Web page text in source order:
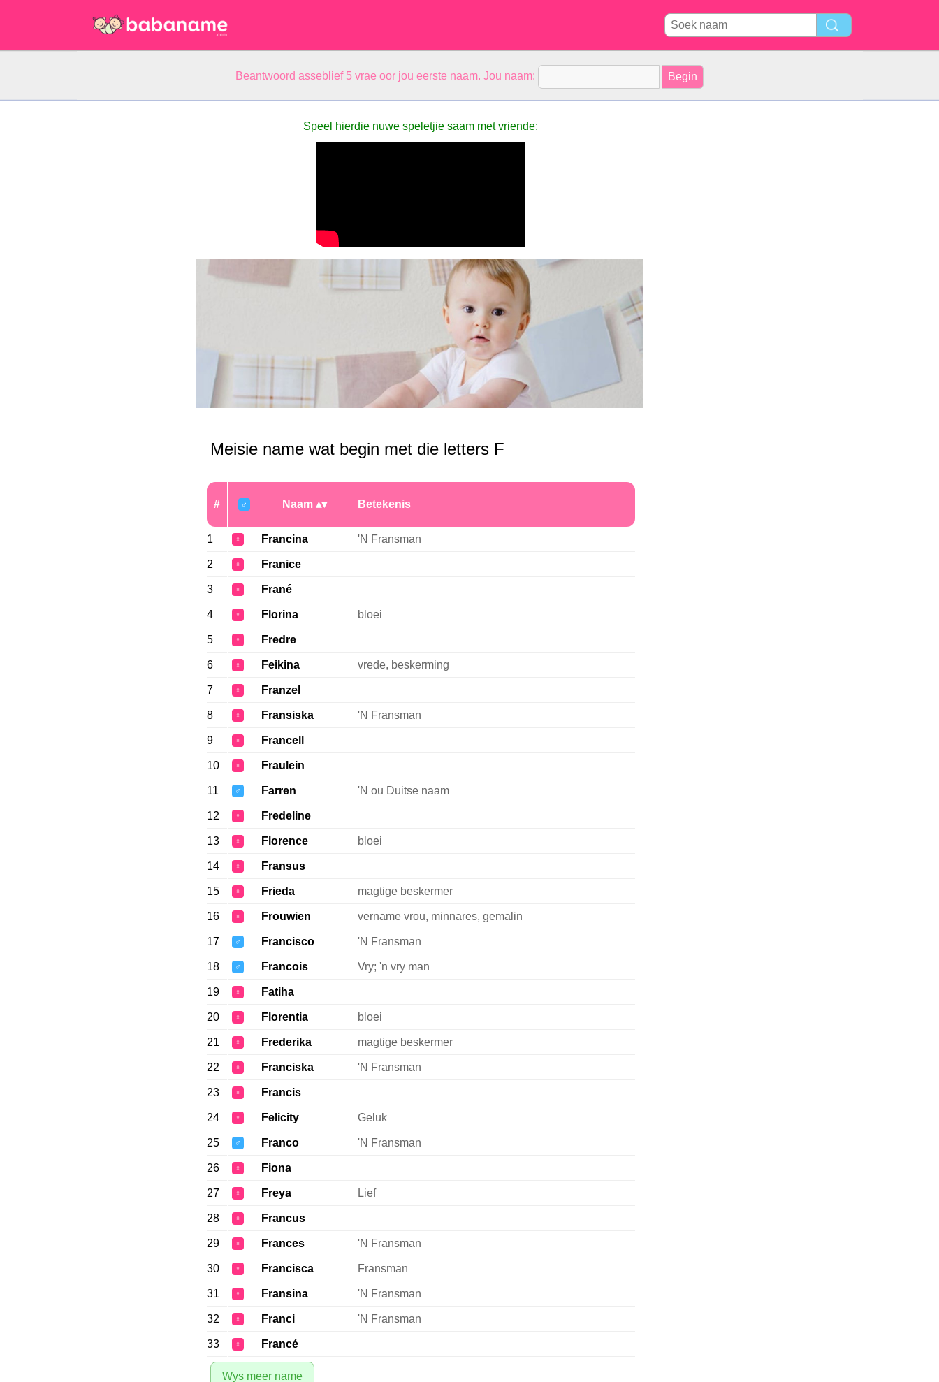
Beantwoord asseblief 5 vrae oor jou eerste naam. Jou naam:
Speel hierdie nuwe speletjie saam met vriende:
Meisie name wat begin met die letters F
# ♂ Naam Betekenis
1 ♀ Francina 'N Fransman
2 ♀ Franice
3 ♀ Frané
4 ♀ Florina bloei
5 ♀ Fredre
6 ♀ Feikina vrede, beskerming
7 ♀ Franzel
8 ♀ Fransiska 'N Fransman
9 ♀ Francell
10 ♀ Fraulein
11 ♂ Farren 'N ou Duitse naam
12 ♀ Fredeline
13 ♀ Florence bloei
14 ♀ Fransus
15 ♀ Frieda magtige beskermer
16 ♀ Frouwien vername vrou, minnares, gemalin
17 ♂ Francisco 'N Fransman
18 ♂ Francois Vry; 'n vry man
19 ♀ Fatiha
20 ♀ Florentia bloei
21 ♀ Frederika magtige beskermer
22 ♀ Franciska 'N Fransman
23 ♀ Francis
24 ♀ Felicity Geluk
25 ♂ Franco 'N Fransman
26 ♀ Fiona
27 ♀ Freya Lief
28 ♀ Francus
29 ♀ Frances 'N Fransman
30 ♀ Francisca Fransman
31 ♀ Fransina 'N Fransman
32 ♀ Franci 'N Fransman
33 ♀ Francé
Wys meer name